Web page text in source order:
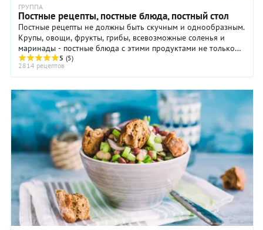
ГРУППА
Постные рецепты, постные блюда, постный стол
Постные рецепты не должны быть скучным и однообразным.
Крупы, овощи, фрукты, грибы, всевозможные соленья и
маринады - постные блюда с этими продуктами не только
очень вкусны, но еще и полезны ...
5 (5)
2814 рецептов